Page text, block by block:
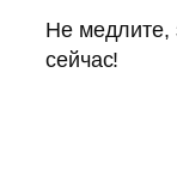
Не медлите,
сейчас!